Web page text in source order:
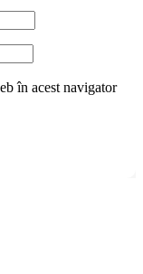
în acest navigator